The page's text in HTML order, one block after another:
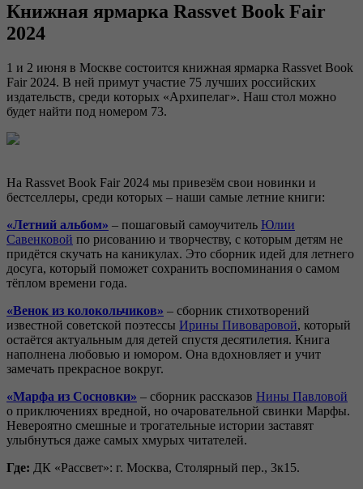
Книжная ярмарка Rassvet Book Fair
2024
1 и 2 июня в Москве состоится книжная ярмарка Rassvet Book
Fair 2024. В ней примут участие 75 лучших российских
издательств, среди которых «Архипелаг». Наш стол можно
будет найти под номером 73.
На Rassvet Book Fair 2024 мы привезём свои новинки и
бестселлеры, среди которых – наши самые летние книги:
«Летний альбом» – пошаговый самоучитель Юлии
Савенковой по рисованию и творчеству, с которым детям не
придётся скучать на каникулах. Это сборник идей для летнего
досуга, который поможет сохранить воспоминания о самом
тёплом времени года.
«Венок из колокольчиков» – сборник стихотворений
известной советской поэтессы Ирины Пивоваровой, который
остаётся актуальным для детей спустя десятилетия. Книга
наполнена любовью и юмором. Она вдохновляет и учит
замечать прекрасное вокруг.
«Марфа из Сосновки» – сборник рассказов Нины Павловой
о приключениях вредной, но очаровательной свинки Марфы.
Невероятно смешные и трогательные истории заставят
улыбнуться даже самых хмурых читателей.
Где: ДК «Рассвет»: г. Москва, Столярный пер., 3к15.